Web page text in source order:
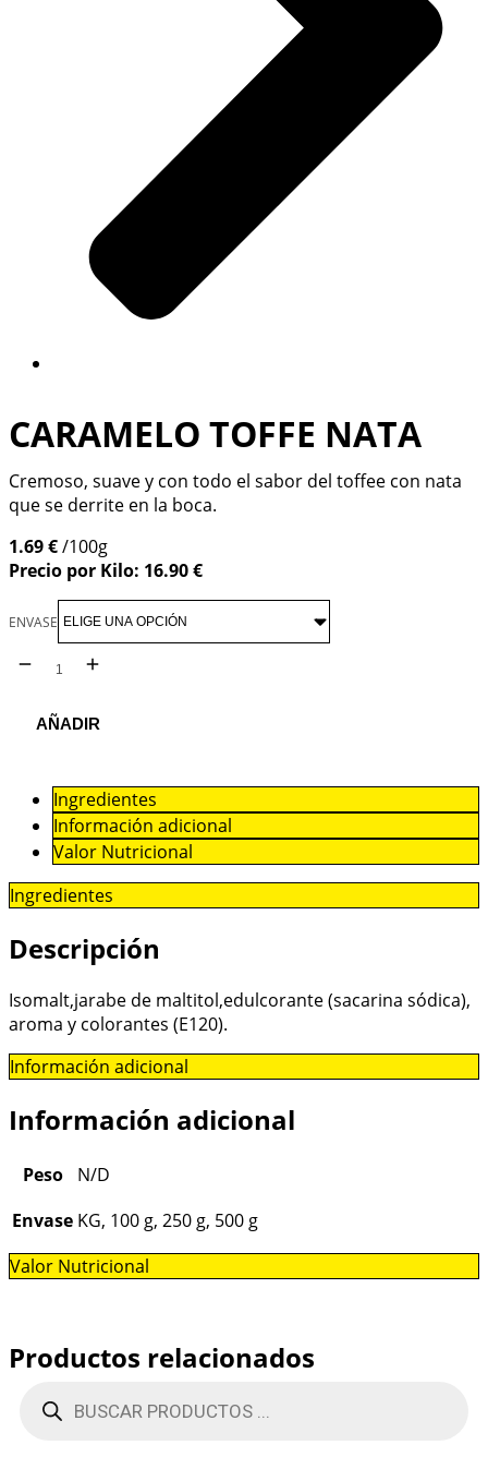
CARAMELO TOFFE NATA
Cremoso, suave y con todo el sabor del toffee con nata
que se derrite en la boca.
1.69 €/100g
Precio por Kilo: 16.90 €
ENVASE
AÑADIR
Ingredientes
Información adicional
Valor Nutricional
Ingredientes
Descripción
Isomalt,jarabe de maltitol,edulcorante (sacarina sódica),
aroma y colorantes (E120).
Información adicional
Información adicional
Peso
N/D
Envase KG, 100 g, 250 g, 500 g
Valor Nutricional
Productos relacionados